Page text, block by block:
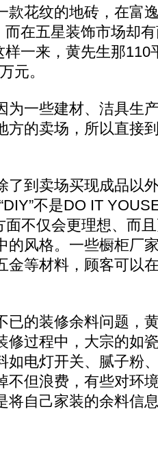
花纹的地砖，在富
而在五星装饰市场却
样一来，黄先生那110
元。
一些建材、洁具生
方的卖场，所以直接
到卖场买现成品以
不是DO IT
面不仅会更理想、而
的风格。一些橱柜厂
金等材料，顾客可以
的装修余料问题，
修过程中，大宗的如
如电灯开关、腻子粉
不但浪费，有些对环
将自己家装的余料信